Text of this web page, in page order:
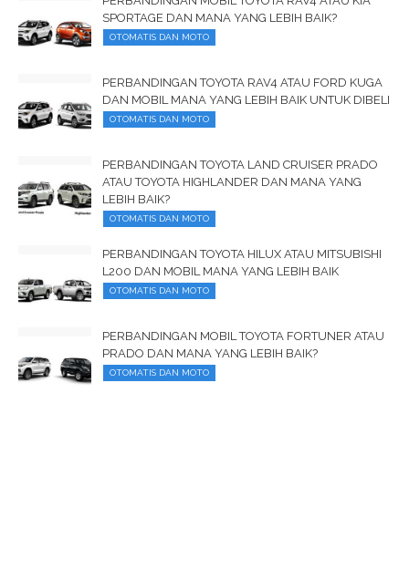
SPORTAGE DAN MANA YANG LEBIH BAIK?
OTOMATIS DAN MOTO
PERBANDINGAN TOYOTA RAV4 ATAU FORD KUGA
DAN MOBIL MANA YANG LEBIH BAIK UNTUK DIBELI
OTOMATIS DAN MOTO
PERBANDINGAN TOYOTA LAND CRUISER PRADO
ATAU TOYOTA HIGHLANDER DAN MANA YANG
LEBIH BAIK?
OTOMATIS DAN MOTO
PERBANDINGAN TOYOTA HILUX ATAU MITSUBISHI
L200 DAN MOBIL MANA YANG LEBIH BAIK
OTOMATIS DAN MOTO
PERBANDINGAN MOBIL TOYOTA FORTUNER ATAU
PRADO DAN MANA YANG LEBIH BAIK?
OTOMATIS DAN MOTO